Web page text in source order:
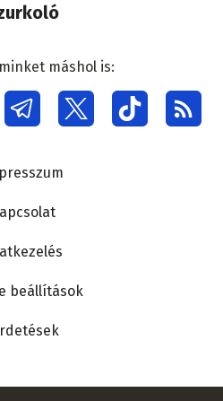
Social
menu
máshol is:
beállítások